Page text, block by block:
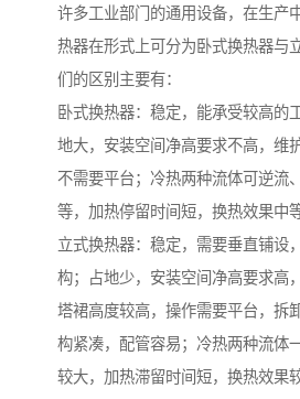
许多工业部门的通用设备，在生产
热器在形式上可分为卧式换热器与
们的区别主要有：
卧式换热器：稳定，能承受较高的
地大，安装空间净高要求不高，维
不需要平台；冷热两种流体可逆流
等，加热停留时间短，换热效果中等
立式换热器：稳定，需要垂直铺设
构；占地少，安装空间净高要求高
塔裙高度较高，操作需要平台，拆
构紧凑，配管容易；冷热两种流体
较大，加热滞留时间短，换热效果较